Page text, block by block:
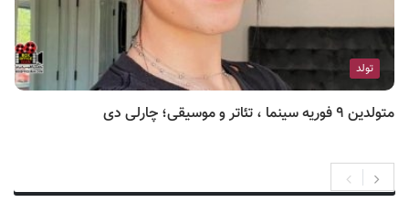
تولد
متولدین ۹ فوریه سینما ، تئاتر و موسیقی؛ چارلی دی